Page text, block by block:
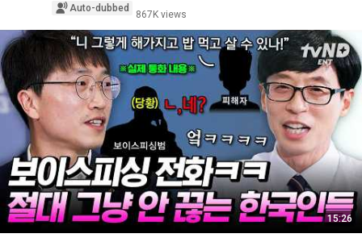
Auto-dubbed
867K views
15:26